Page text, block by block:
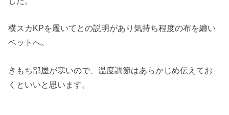
横スカKPを履いてとの説明があり気持ち程度の布を纏い
ベットへ。
きもち部屋が寒いので、温度調節はあらかじめ伝えてお
くといいと思います。